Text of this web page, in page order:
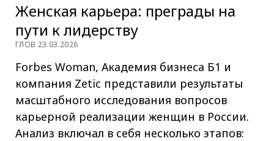
Женская карьера: преграды на
пути к лидерству
ГЛОВ 23.03.2026
Forbes Woman, Академия бизнеса Б1 и
компания Zetic представили результаты
масштабного исследования вопросов
карьерной реализации женщин в России.
Анализ включал в себя несколько этапов: